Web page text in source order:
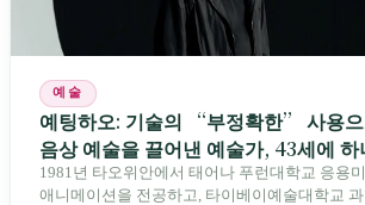
예술
예팅하오: 기술의 “부정확한” 사용
음상 예술을 끌어낸 예술가, 43세에 하
남기다
1981년 타오위안에서 태어나 푸런대학교 응용
애니메이션을 전공하고, 타이베이예술대학교